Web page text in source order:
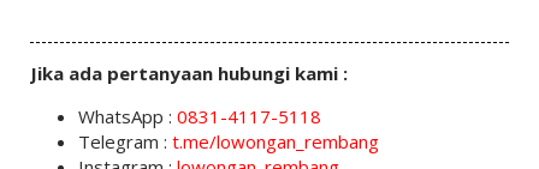
Jika ada pertanyaan hubungi kami :
WhatsApp : 0831-4117-5118
Telegram : t.me/lowongan_rembang